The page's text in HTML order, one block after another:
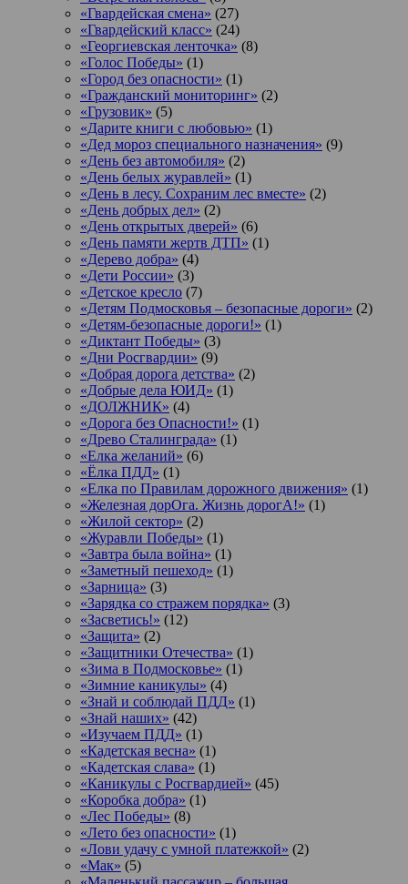
«Гвардейская смена» (27)
«Гвардейский класс» (24)
«Георгиевская ленточка» (8)
«Голос Победы» (1)
«Город без опасности» (1)
«Гражданский мониторинг» (2)
«Грузовик» (5)
«Дарите книги с любовью» (1)
«Дед мороз специального назначения» (9)
«День без автомобиля» (2)
«День белых журавлей» (1)
«День в лесу. Сохраним лес вместе» (2)
«День добрых дел» (2)
«День открытых дверей» (6)
«День памяти жертв ДТП» (1)
«Дерево добра» (4)
«Дети России» (3)
«Детское кресло (7)
«Детям Подмосковья – безопасные дороги» (2)
«Детям-безопасные дороги!» (1)
«Диктант Победы» (3)
«Дни Росгвардии» (9)
«Добрая дорога детства» (2)
«Добрые дела ЮИД» (1)
«ДОЛЖНИК» (4)
«Дорога без Опасности!» (1)
«Древо Сталинграда» (1)
«Елка желаний» (6)
«Ёлка ПДД» (1)
«Елка по Правилам дорожного движения» (1)
«Железная дорОга. Жизнь дорогА!» (1)
«Жилой сектор» (2)
«Журавли Победы» (1)
«Завтра была война» (1)
«Заметный пешеход» (1)
«Зарница» (3)
«Зарядка со стражем порядка» (3)
«Засветись!» (12)
«Защита» (2)
«Защитники Отечества» (1)
«Зима в Подмосковье» (1)
«Зимние каникулы» (4)
«Знай и соблюдай ПДД» (1)
«Знай наших» (42)
«Изучаем ПДД» (1)
«Кадетская весна» (1)
«Кадетская слава» (1)
«Каникулы с Росгвардией» (45)
«Коробка добра» (1)
«Лес Победы» (8)
«Лето без опасности» (1)
«Лови удачу с умной платежкой» (2)
«Мак» (5)